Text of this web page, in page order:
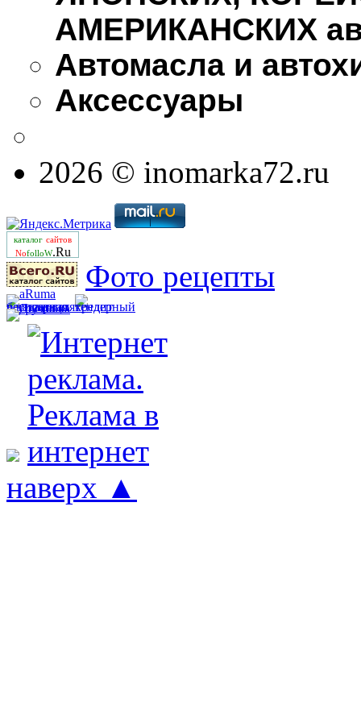
АМЕРИКАНСКИХ
Автомасла и
Аксессуары
2026 © inomarka72.ru
каталог сайтов
NofolloW.Ru
Фото рецепты
наверх ▲